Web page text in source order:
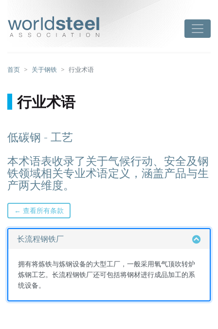
首页 关于钢铁 行业术语
行业术语
低碳钢 - 工艺
本术语表收录了关于气候行动、安全及钢
铁领域相关专业术语定义，涵盖产品与生
产两大维度。
← 查看所有条款
长流程钢铁厂
拥有将炼铁与炼钢设备的大型工厂，一般采用氧气顶吹转炉
炼钢工艺。长流程钢铁厂还可包括将钢材进行成品加工的系
统设备。